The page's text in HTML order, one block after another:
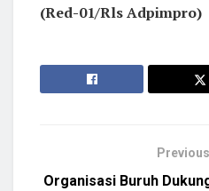
(Red-01/Rls Adpimpro)
Organisasi Buruh